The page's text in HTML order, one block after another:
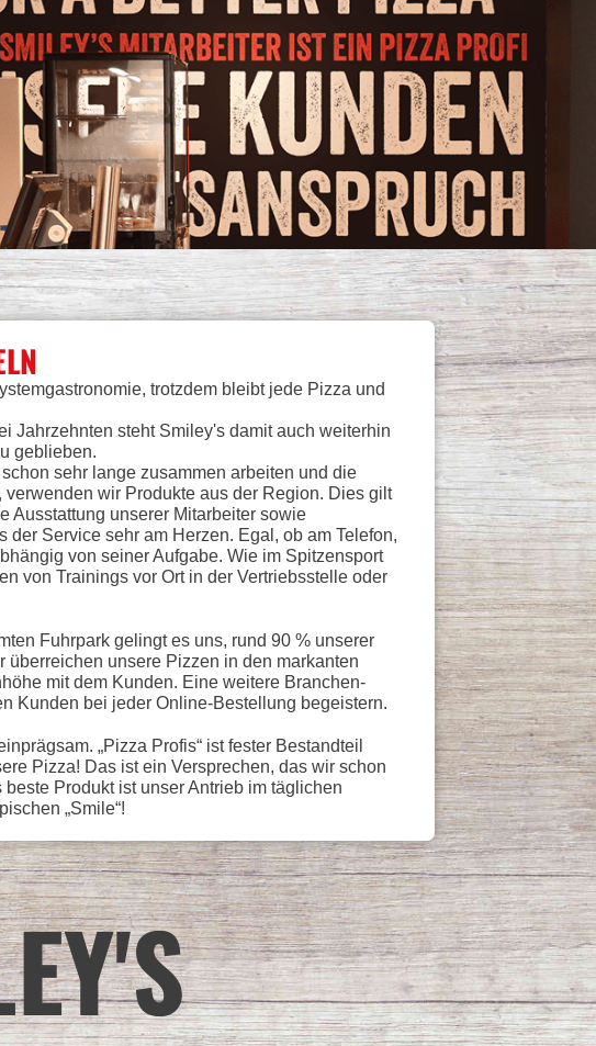
trotzdem bleibt jede Pizza und
Jahrzehnten steht Smiley's damit auch weiterhin
geblieben.
sehr lange zusammen arbeiten und die
wir Produkte aus der Region. Dies gilt
Ausstattung unserer Mitarbeiter sowie
Service sehr am Herzen. Egal, ob am Telefon,
von seiner Aufgabe. Wie im Spitzensport
von Trainings vor Ort in der Vertriebsstelle oder
Fuhrpark gelingt es uns, rund 90 % unserer
unsere Pizzen in den markanten
mit dem Kunden. Eine weitere Branchen-
Kunden bei jeder Online-Bestellung begeistern.
„Pizza Profis“ ist fester Bestandteil
Pizza! Das ist ein Versprechen, das wir schon
Produkt ist unser Antrieb im täglichen
„Smile“!